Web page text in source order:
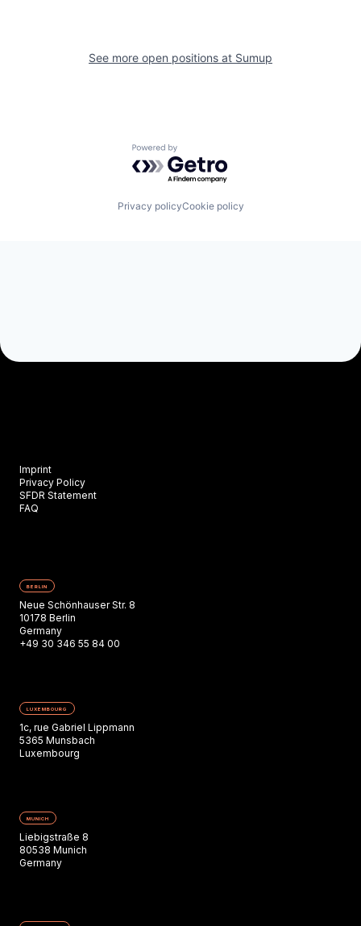
See more open positions at Sumup
Powered by Getro.com
Privacy policyCookie policy
Imprint
Privacy Policy
SFDR Statement
FAQ
BERLIN
Neue Schönhauser Str. 8
10178 Berlin
Germany
+49 30 346 55 84 00
LUXEMBOURG
1c, rue Gabriel Lippmann
5365 Munsbach
Luxembourg
MUNICH
Liebigstraße 8
80538 Munich
Germany